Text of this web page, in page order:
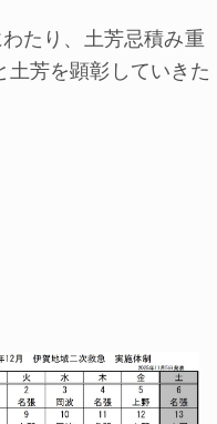
たり、土芳忌積み重
芳を顕彰していきた